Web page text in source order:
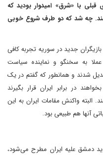
با «شرق» امیدوار بودید که
چه شد که دو طرف شروع خوبی
جدید در سوریه تجربه کافی
به سخنگو و نماینده سیاست
شدند و همانطور که گفتم در یک
در برابر ایران قرار بگیرند
البته واکنش مقامات ایران به این
آنها هم طبیعی بود.
دمشق علیه ایران مطرح می‌شود،